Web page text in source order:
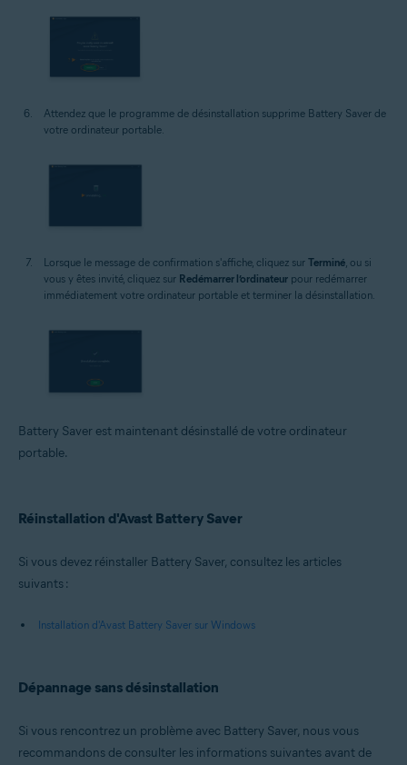
Attendez que le programme de désinstallation supprime Battery Saver de
votre ordinateur portable.
Lorsque le message de confirmation s'affiche, cliquez sur Terminé, ou si
vous y êtes invité, cliquez sur Redémarrer l’ordinateur pour redémarrer
immédiatement votre ordinateur portable et terminer la désinstallation.
Battery Saver est maintenant désinstallé de votre ordinateur
portable.
Réinstallation d'Avast Battery Saver
Si vous devez réinstaller Battery Saver, consultez les articles
suivants :
Installation d'Avast Battery Saver sur Windows
Dépannage sans désinstallation
Si vous rencontrez un problème avec Battery Saver, nous vous
recommandons de consulter les informations suivantes avant de